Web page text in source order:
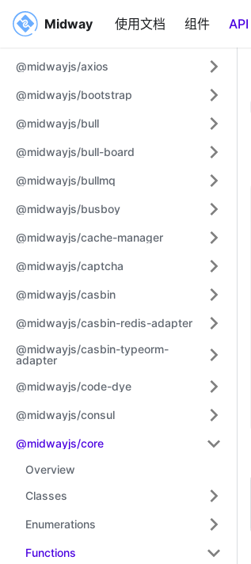
Midway 使用文档 组件 API
Midway
@midwayjs/axios
@midwayjs/bootstrap
@midwayjs/bull
@midwayjs/bull-board
@midwayjs/bullmq
@midwayjs/busboy
@midwayjs/cache-manager
@midwayjs/captcha
@midwayjs/casbin
@midwayjs/casbin-redis-adapter
@midwayjs/casbin-typeorm-
adapter
@midwayjs/code-dye
@midwayjs/consul
@midwayjs/core
Overview
Classes
Enumerations
Functions